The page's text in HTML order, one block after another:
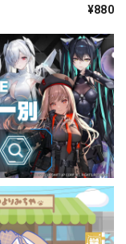
チャー/ラーヴァ/テ
¥880